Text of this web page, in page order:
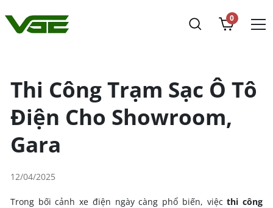
0
Thi Công Trạm Sạc Ô Tô
Điện Cho Showroom,
Gara
12/04/2025
Trong bối cảnh xe điện ngày càng phổ biến, việcthi công